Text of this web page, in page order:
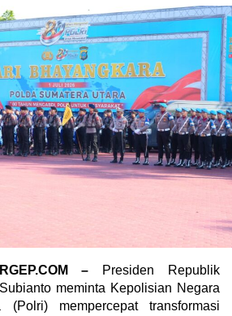
– Presiden Republik
meminta Kepolisian Negara
(Polri) mempercepat transformasi